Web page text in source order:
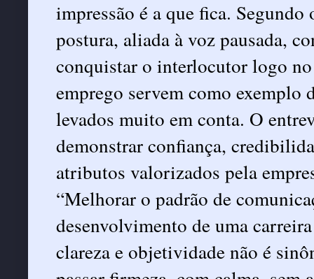
impressão é a que fica.
postura, aliada à voz pausada,
conquistar o interlocutor logo
emprego servem como exemplo
levados muito em conta. O
demonstrar confiança,
atributos valorizados pela
“Melhorar o padrão de
desenvolvimento de uma
clareza e objetividade não é